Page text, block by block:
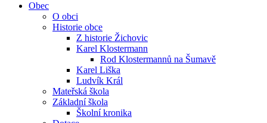
Obec
O obci
Historie obce
Z historie Žichovic
Karel Klostermann
Rod Klostermannů na Šumavě
Karel Liška
Ludvík Král
Mateřská škola
Základní škola
Školní kronika